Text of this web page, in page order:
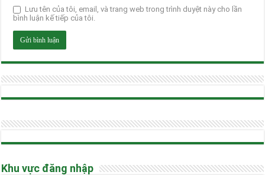
Lưu tên của tôi, email, và trang web trong trình duyệt này cho lần
bình luận kế tiếp của tôi.
Khu vực đăng nhập